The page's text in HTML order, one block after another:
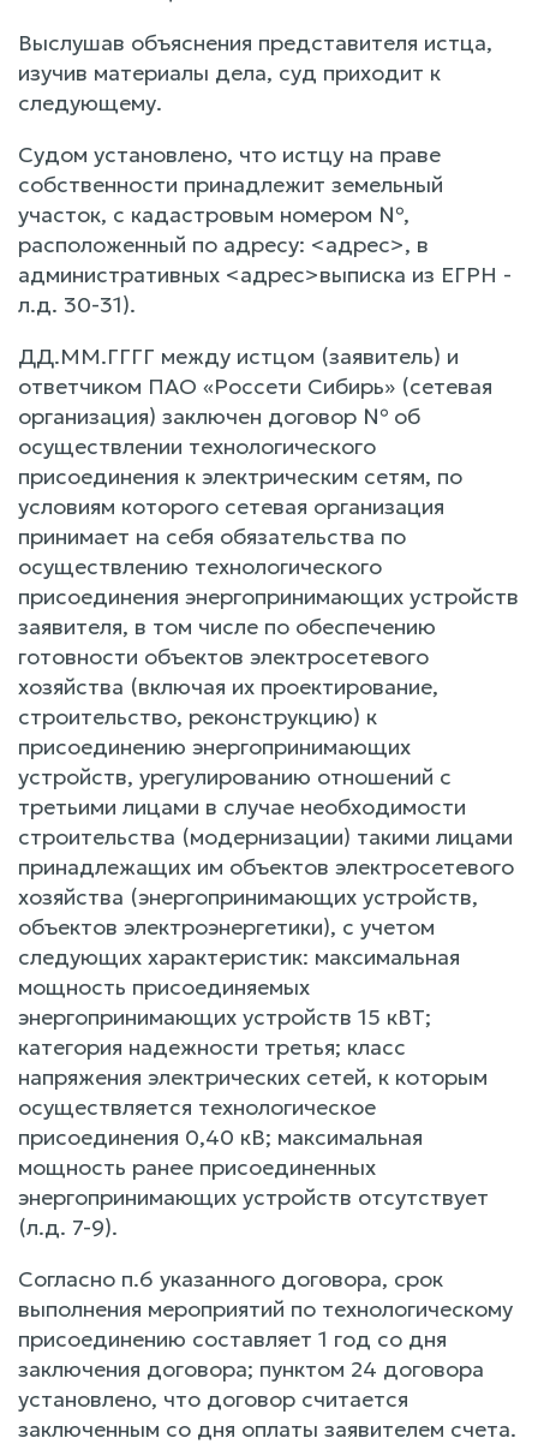
Выслушав объяснения представителя истца,
изучив материалы дела, суд приходит к
следующему.
Судом установлено, что истцу на праве
собственности принадлежит земельный
участок, с кадастровым номером №,
расположенный по адресу: <адрес>, в
административных <адрес>выписка из ЕГРН -
л.д. 30-31).
ДД.ММ.ГГГГ между истцом (заявитель) и
ответчиком ПАО «Россети Сибирь» (сетевая
организация) заключен договор № об
осуществлении технологического
присоединения к электрическим сетям, по
условиям которого сетевая организация
принимает на себя обязательства по
осуществлению технологического
присоединения энергопринимающих устройств
заявителя, в том числе по обеспечению
готовности объектов электросетевого
хозяйства (включая их проектирование,
строительство, реконструкцию) к
присоединению энергопринимающих
устройств, урегулированию отношений с
третьими лицами в случае необходимости
строительства (модернизации) такими лицами
принадлежащих им объектов электросетевого
хозяйства (энергопринимающих устройств,
объектов электроэнергетики), с учетом
следующих характеристик: максимальная
мощность присоединяемых
энергопринимающих устройств 15 кВТ;
категория надежности третья; класс
напряжения электрических сетей, к которым
осуществляется технологическое
присоединения 0,40 кВ; максимальная
мощность ранее присоединенных
энергопринимающих устройств отсутствует
(л.д. 7-9).
Согласно п.6 указанного договора, срок
выполнения мероприятий по технологическому
присоединению составляет 1 год со дня
заключения договора; пунктом 24 договора
установлено, что договор считается
заключенным со дня оплаты заявителем счета.